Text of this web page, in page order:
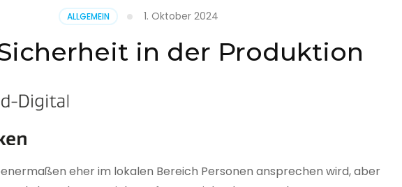
heute
seinen
zur
in
Deutschland
ALLGEMEIN 1. Oktober 2024
in der Produktion
eher im lokalen Bereich Personen ansprechen wird, aber